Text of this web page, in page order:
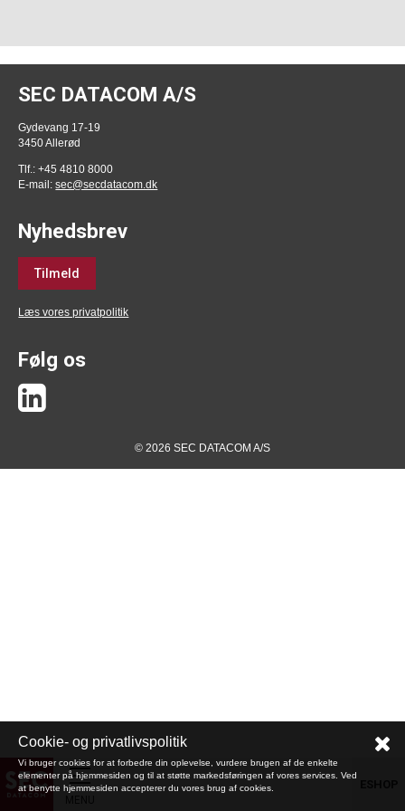
SEC DATACOM A/S
Gydevang 17-19
3450 Allerød
Tlf.: +45 4810 8000
E-mail:sec@secdatacom.dk
Nyhedsbrev
Tilmeld
Læs vores privatpolitik
Følg os
© 2026 SEC DATACOM A/S
Cookie- og privatlivspolitik
Vi bruger cookies for at forbedre din oplevelse, vurdere brugen af de enkelte
elementer på hjemmesiden og til at støtte markedsføringen af vores services. Ved
at benytte hjemmesiden accepterer du vores brug af cookies.